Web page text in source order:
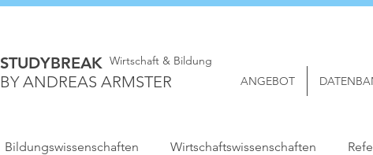
STUDYBREAK
BY ANDREAS ARMSTER
Wirtschaft & Bildung
ANGEBOT
Bildungswissenschaften Wirtschaftswissenschaften